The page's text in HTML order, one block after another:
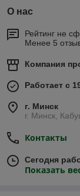
О нас
Рейтинг не
Менее 5
Компания
Работает с
г. Минск
г. Минск,
Контакты
Сегодня
Показать